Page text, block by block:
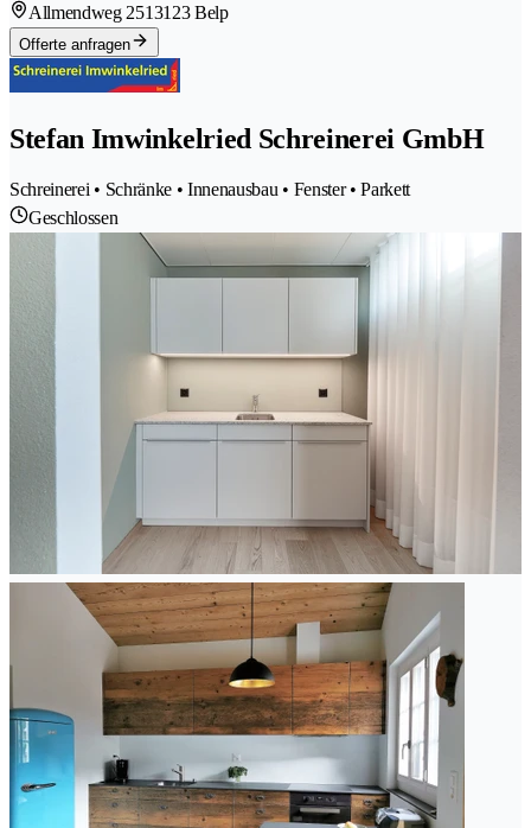
Allmendweg 2513123 Belp
Offerte anfragen
Stefan Imwinkelried Schreinerei GmbH
Schreinerei • Schränke • Innenausbau • Fenster • Parkett
Geschlossen